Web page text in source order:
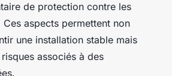
de protection contre les
aspects permettent non
une installation stable mais
associés à des